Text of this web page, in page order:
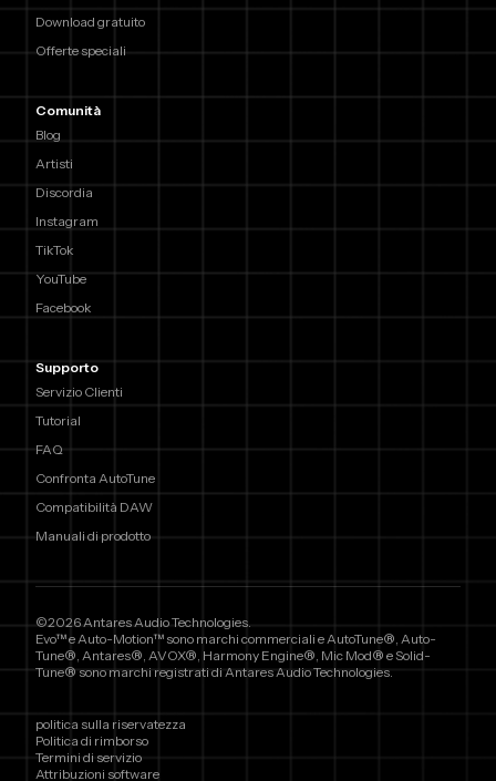
Download gratuito
Offerte speciali
Comunità
Blog
Artisti
Discordia
Instagram
TikTok
YouTube
Facebook
Supporto
Servizio Clienti
Tutorial
FAQ
Confronta AutoTune
Compatibilità DAW
Manuali di prodotto
©2026 Antares Audio Technologies.
Evo™ e Auto-Motion™ sono marchi commerciali e AutoTune®, Auto-
Tune®, Antares®, AVOX®, Harmony Engine®, Mic Mod® e Solid-
Tune® sono marchi registrati di Antares Audio Technologies.
politica sulla riservatezza
Politica di rimborso
Termini di servizio
Attribuzioni software